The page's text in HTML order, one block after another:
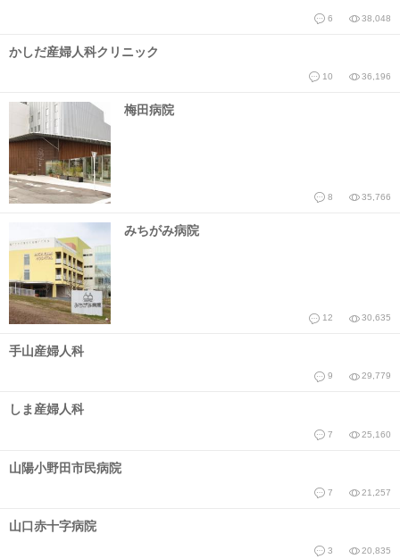
6 38,048
かしだ産婦人科クリニック
10 36,196
梅田病院
8 35,766
みちがみ病院
12 30,635
手山産婦人科
9 29,779
しま産婦人科
7 25,160
山陽小野田市民病院
7 21,257
山口赤十字病院
3 20,835